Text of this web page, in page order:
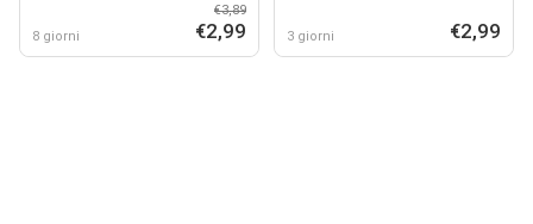
8 giorni
€3,89
€2,99 3 giorni €2,99